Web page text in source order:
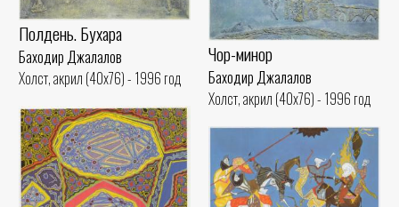
Полдень. Бухара
Баходир Джалалов
Холст, акрил (40x76) - 1996 год
Чор-минор
Баходир Джалалов
Холст, акрил (40x76) - 1996 год